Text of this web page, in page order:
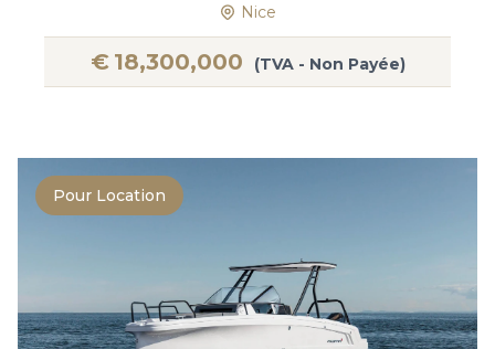
Nice
€ 18,300,000 (TVA - Non Payée)
Pour Location